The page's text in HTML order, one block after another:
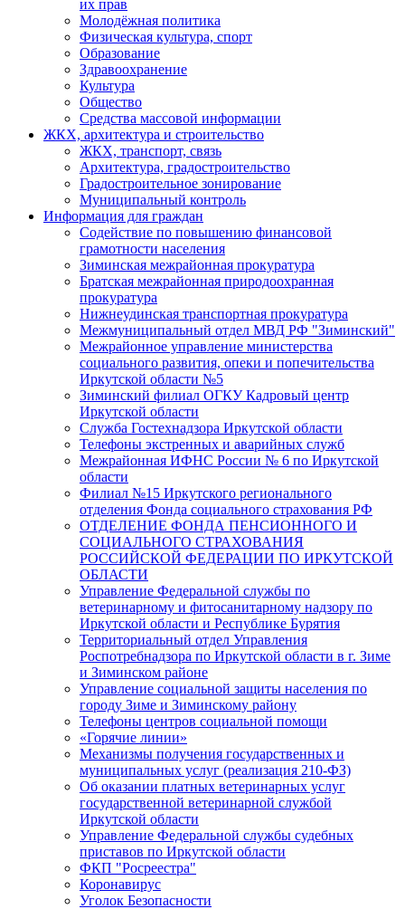
их прав
Молодёжная политика
Физическая культура, спорт
Образование
Здравоохранение
Культура
Общество
Средства массовой информации
ЖКХ, архитектура и строительство
ЖКХ, транспорт, связь
Архитектура, градостроительство
Градостроительное зонирование
Муниципальный контроль
Информация для граждан
Содействие по повышению финансовой
грамотности населения
Зиминская межрайонная прокуратура
Братская межрайонная природоохранная
прокуратура
Нижнеудинская транспортная прокуратура
Межмуниципальный отдел МВД РФ "Зиминский"
Межрайонное управление министерства
социального развития, опеки и попечительства
Иркутской области №5
Зиминский филиал ОГКУ Кадровый центр
Иркутской области
Служба Гостехнадзора Иркутской области
Телефоны экстренных и аварийных служб
Межрайонная ИФНС России № 6 по Иркутской
области
Филиал №15 Иркутского регионального
отделения Фонда социального страхования РФ
ОТДЕЛЕНИЕ ФОНДА ПЕНСИОННОГО И
СОЦИАЛЬНОГО СТРАХОВАНИЯ
РОССИЙСКОЙ ФЕДЕРАЦИИ ПО ИРКУТСКОЙ
ОБЛАСТИ
Управление Федеральной службы по
ветеринарному и фитосанитарному надзору по
Иркутской области и Республике Бурятия
Территориальный отдел Управления
Роспотребнадзора по Иркутской области в г. Зиме
и Зиминском районе
Управление социальной защиты населения по
городу Зиме и Зиминскому району
Телефоны центров социальной помощи
«Горячие линии»
Механизмы получения государственных и
муниципальных услуг (реализация 210-ФЗ)
Об оказании платных ветеринарных услуг
государственной ветеринарной службой
Иркутской области
Управление Федеральной службы судебных
приставов по Иркутской области
ФКП "Росреестра"
Коронавирус
Уголок Безопасности